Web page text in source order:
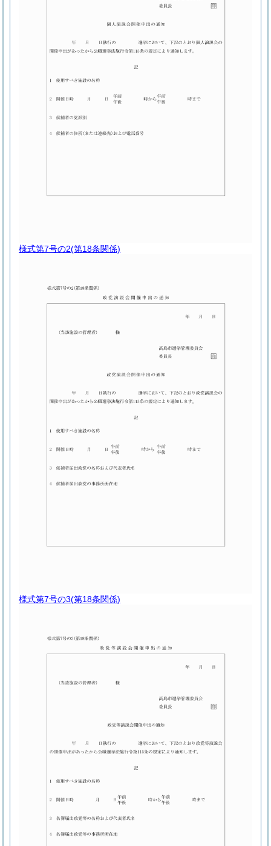
様式第7号の2(第18条関係)
様式第7号の3(第18条関係)